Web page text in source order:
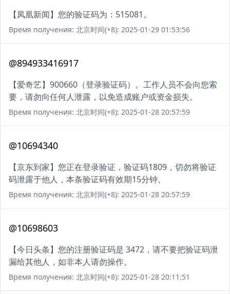
【凤凰新闻】您的验证码为：515081。
Время получения: 北京时间(+8): 2025-01-29 01:53:56
@894933416917
【爱奇艺】900660（登录验证码）。工作人员不会向您索
要，请勿向任何人泄露，以免造成账户或资金损失。
Время получения: 北京时间(+8): 2025-01-28 20:57:59
@10694340
【京东到家】您正在登录验证，验证码1809，切勿将验证
码泄露于他人，本条验证码有效期15分钟。
Время получения: 北京时间(+8): 2025-01-28 20:57:59
@10698603
【今日头条】您的注册验证码是 3472，请不要把验证码泄
漏给其他人，如非本人请勿操作。
Время получения: 北京时间(+8): 2025-01-28 20:11:51